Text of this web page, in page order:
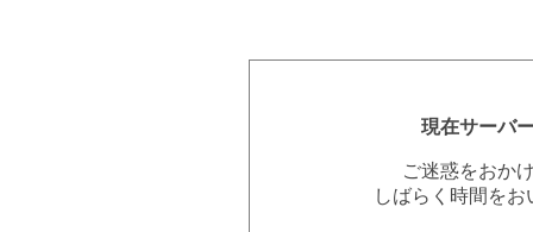
現在サーバ
ご迷惑をおか
しばらく時間を